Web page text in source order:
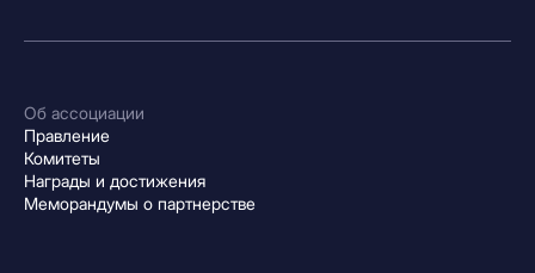
Об ассоциации
Правление
Комитеты
Награды и достижения
Меморандумы о партнерстве